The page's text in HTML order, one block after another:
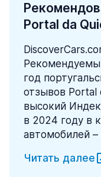
Portal da
год
отзывов Portal
высокий
в 2024 году в
автомобилей
Читать далее